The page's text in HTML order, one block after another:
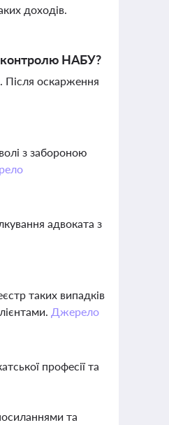
доходів.
контролю НАБУ?
Після оскарження
з забороною
адвоката з
таких випадків
Джерело
професії та
та